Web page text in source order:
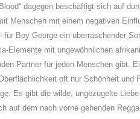
dagegen beschäftigt sich auf
Menschen mit einem negativen
für Boy George ein überraschender
Elemente mit ungewöhnlichen
Partner für jeden Menschen gibt.
oft nur Schönheit
Es gibt die wilde, ungezügelte
auf dem nach vorne gehenden